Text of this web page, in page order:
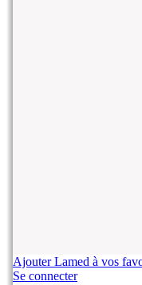
Ajouter Lamed à vos
Se connecter